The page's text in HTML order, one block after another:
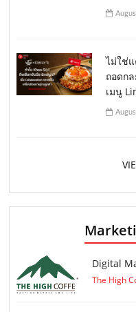
ไม่ใช่
ถอดก
เมนู
Digital
The High